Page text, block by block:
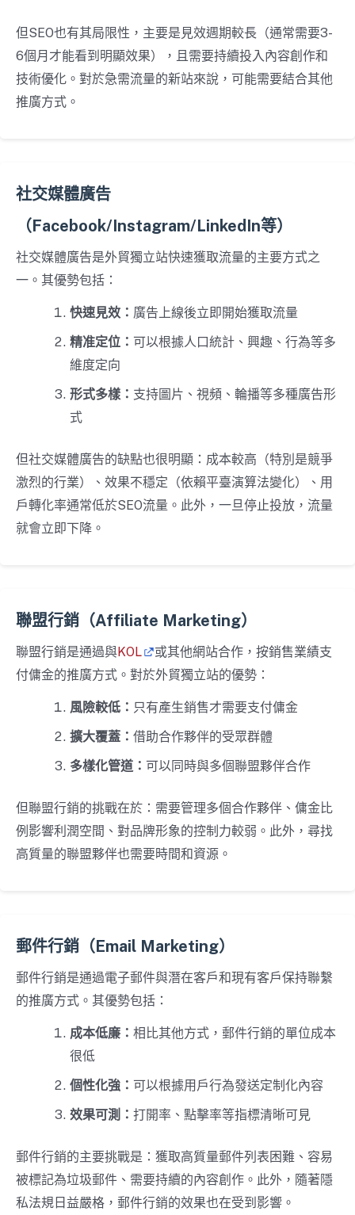
但SEO也有其局限性，主要是見效週期較長（通常需要3-
6個月才能看到明顯效果），且需要持續投入內容創作和
技術優化。對於急需流量的新站來說，可能需要結合其他
推廣方式。
社交媒體廣告
（Facebook/Instagram/LinkedIn等）
社交媒體廣告是外貿獨立站快速獲取流量的主要方式之
一。其優勢包括：
快速見效： 廣告上線後立即開始獲取流量
精准定位： 可以根據人口統計、興趣、行為等多
維度定向
形式多樣： 支持圖片、視頻、輪播等多種廣告形
式
但社交媒體廣告的缺點也很明顯：成本較高（特別是競爭
激烈的行業）、效果不穩定（依賴平臺演算法變化）、用
戶轉化率通常低於SEO流量。此外，一旦停止投放，流量
就會立即下降。
聯盟行銷（Affiliate Marketing）
聯盟行銷是通過與KOL
或其他網站合作，按銷售業績支
付傭金的推廣方式。對於外貿獨立站的優勢：
風險較低： 只有產生銷售才需要支付傭金
擴大覆蓋： 借助合作夥伴的受眾群體
多樣化管道： 可以同時與多個聯盟夥伴合作
但聯盟行銷的挑戰在於：需要管理多個合作夥伴、傭金比
例影響利潤空間、對品牌形象的控制力較弱。此外，尋找
高質量的聯盟夥伴也需要時間和資源。
郵件行銷（Email Marketing）
郵件行銷是通過電子郵件與潛在客戶和現有客戶保持聯繫
的推廣方式。其優勢包括：
成本低廉： 相比其他方式，郵件行銷的單位成本
很低
個性化強： 可以根據用戶行為發送定制化內容
效果可測： 打開率、點擊率等指標清晰可見
郵件行銷的主要挑戰是：獲取高質量郵件列表困難、容易
被標記為垃圾郵件、需要持續的內容創作。此外，隨著隱
私法規日益嚴格，郵件行銷的效果也在受到影響。